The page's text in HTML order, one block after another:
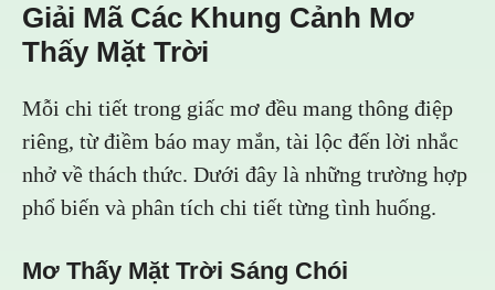
Giải Mã Các Khung Cảnh Mơ
Thấy Mặt Trời
Mỗi chi tiết trong giấc mơ đều mang thông điệp
riêng, từ điềm báo may mắn, tài lộc đến lời nhắc
nhở về thách thức. Dưới đây là những trường hợp
phổ biến và phân tích chi tiết từng tình huống.
Mơ Thấy Mặt Trời Sáng Chói